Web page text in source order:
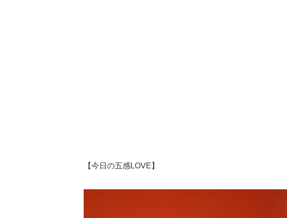
【今日の五感LOVE】